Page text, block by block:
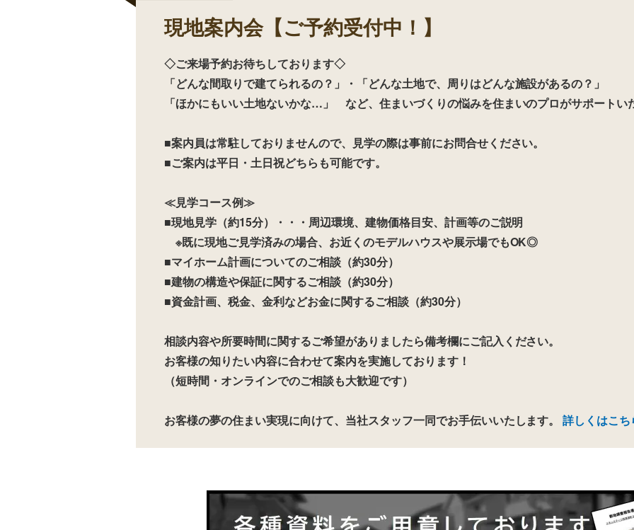
現地案内会【ご予約受付中！】
◇ご来場予約お待ちしております◇
「どんな間取りで建てられるの？」・「どんな土地で、周りはどんな施設があるの？」
「ほかにもいい土地ないかな…」 など、住まいづくりの悩みを住まいのプロがサポートい
■案内員は常駐しておりませんので、見学の際は事前にお問合せください。
■ご案内は平日・土日祝どちらも可能です。
≪見学コース例≫
■現地見学（約15分）・・・周辺環境、建物価格目安、計画等のご説明
※既に現地ご見学済みの場合、お近くのモデルハウスや展示場でもOK◎
■マイホーム計画についてのご相談（約30分）
■建物の構造や保証に関するご相談（約30分）
■資金計画、税金、金利などお金に関するご相談（約30分）
相談内容や所要時間に関するご希望がありましたら備考欄にご記入ください。
お客様の知りたい内容に合わせて案内を実施しております！
（短時間・オンラインでのご相談も大歓迎です）
お客様の夢の住まい実現に向けて、当社スタッフ一同でお手伝いいたします。詳しくはこち